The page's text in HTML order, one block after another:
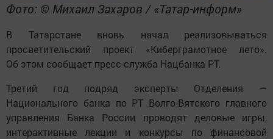
Фото: © Михаил Захаров / «Татар-информ»
В Татарстане вновь начал реализовываться
просветительский проект «Киберграмотное лето».
Об этом сообщает пресс-служба Нацбанка РТ.
Третий год подряд эксперты Отделения —
Национального банка по РТ Волго-Вятского главного
управления Банка России проводят деловые игры,
интерактивные лекции и конкурсы по финансовой